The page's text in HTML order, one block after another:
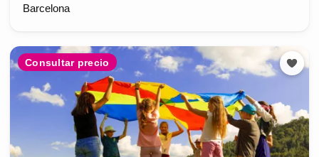
Barcelona
Consultar precio